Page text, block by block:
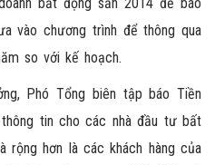
vào chương trình để thông qua
so với kế hoạch.
Phó Tổng biên tập báo Tiền
tin cho các nhà đầu tư bất
rộng hơn là các khách hàng của